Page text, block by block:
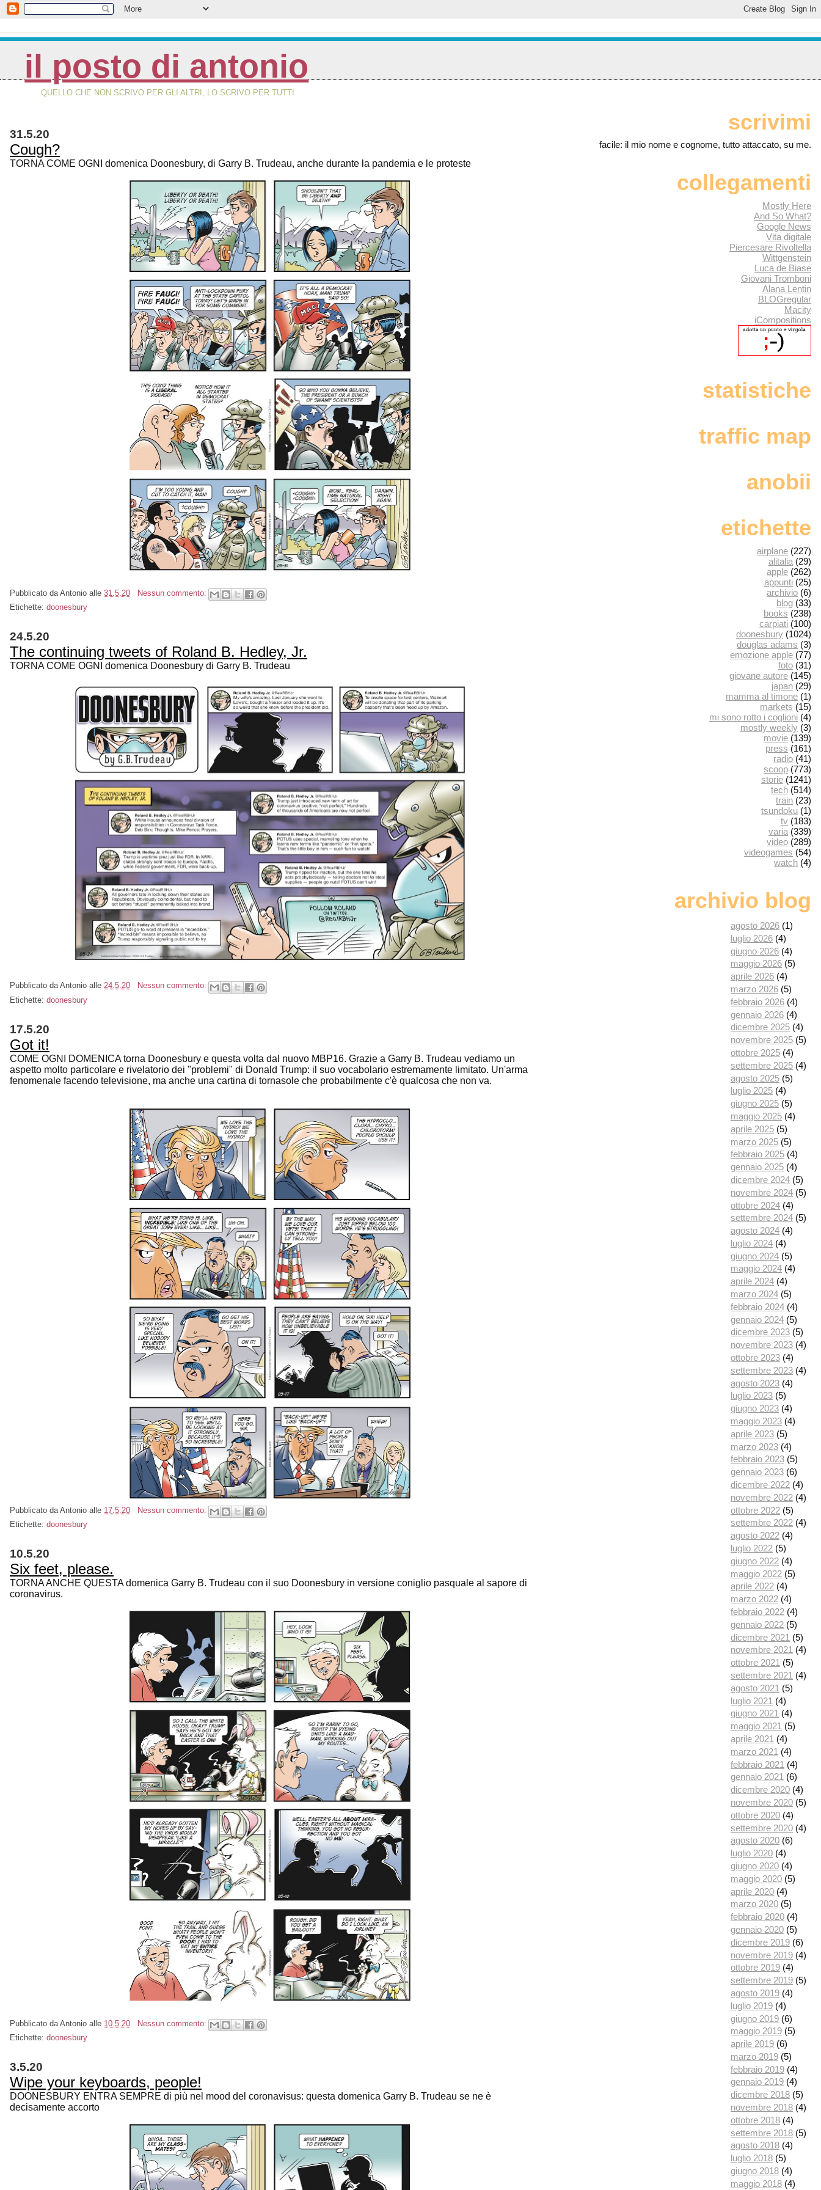
il posto di antonio
QUELLO CHE NON SCRIVO PER GLI ALTRI, LO SCRIVO PER TUTTI
31.5.20
Cough?
TORNA COME OGNI domenica Doonesbury, di Garry B. Trudeau, anche durante la pandemia e le proteste
Pubblicato da Antonio alle 31.5.20
Nessun commento:
Etichette: doonesbury
24.5.20
The continuing tweets of Roland B. Hedley, Jr.
TORNA COME OGNI domenica Doonesbury di Garry B. Trudeau
Pubblicato daAntonio alle 24.5.20
Nessun commento:
Etichette: doonesbury
17.5.20
Got it!
COME OGNI DOMENICA torna Doonesbury e questa volta dal nuovo MBP16. Grazie a Garry B. Trudeau vediamo un
aspetto molto particolare e rivelatorio dei "problemi" di Donald Trump: il suo vocabolario estremamente limitato. Un'arma
fenomenale facendo televisione, ma anche una cartina di tornasole che probabilmente c'è qualcosa che non va.
Pubblicato da Antonio alle 17.5.20
Nessun commento:
Etichette: doonesbury
10.5.20
Six feet, please.
TORNA ANCHE QUESTA domenica Garry B. Trudeau con il suo Doonesbury in versione coniglio pasquale al sapore di
coronavirus.
Pubblicato daAntonio alle 10.5.20
Nessun commento:
Etichette: doonesbury
3.5.20
Wipe your keyboards, people!
DOONESBURY ENTRA SEMPRE di più nel mood del coronavisus: questa domenica Garry B. Trudeau se ne è
decisamente accorto
scrivimi
facile: il mio nome e cognome, tutto attaccato, su me.
collegamenti
Mostly Here
And So What?
Google News
Vita digitale
Piercesare Rivoltella
Wittgenstein
Luca de Biase
Giovani Tromboni
Alana Lentin
BLOGregular
Macity
iCompositions
statistiche
traffic map
anobii
etichette
airplane (227)
alitalia (29)
apple (262)
appunti (25)
archivio (6)
blog (33)
books (238)
carpiati (100)
doonesbury (1024)
douglas adams (3)
emozione apple (77)
foto (31)
giovane autore (145)
japan (29)
mamma al timone (1)
markets (15)
mi sono rotto i coglioni (4)
mostly weekly (3)
movie (139)
press (161)
radio (41)
scoop (773)
storie (1241)
tech (514)
train (23)
tsundoku (1)
tv (183)
varia (339)
video (289)
videogames (54)
watch (4)
archivio blog
agosto 2026 (1)
luglio 2026 (4)
giugno 2026 (4)
maggio 2026 (5)
aprile 2026 (4)
marzo 2026 (5)
febbraio 2026 (4)
gennaio 2026 (4)
dicembre 2025 (4)
novembre 2025 (5)
ottobre 2025 (4)
settembre 2025 (4)
agosto 2025 (5)
luglio 2025 (4)
giugno 2025 (5)
maggio 2025 (4)
aprile 2025 (5)
marzo 2025 (5)
febbraio 2025 (4)
gennaio 2025 (4)
dicembre 2024 (5)
novembre 2024 (5)
ottobre 2024 (4)
settembre 2024 (5)
agosto 2024 (4)
luglio 2024 (4)
giugno 2024 (5)
maggio 2024 (4)
aprile 2024 (4)
marzo 2024 (5)
febbraio 2024 (4)
gennaio 2024 (5)
dicembre 2023 (5)
novembre 2023 (4)
ottobre 2023 (4)
settembre 2023 (4)
agosto 2023 (4)
luglio 2023 (5)
giugno 2023 (4)
maggio 2023 (4)
aprile 2023 (5)
marzo 2023 (4)
febbraio 2023 (5)
gennaio 2023 (6)
dicembre 2022 (4)
novembre 2022 (4)
ottobre 2022 (5)
settembre 2022 (4)
agosto 2022 (4)
luglio 2022 (5)
giugno 2022 (4)
maggio 2022 (5)
aprile 2022 (4)
marzo 2022 (4)
febbraio 2022 (4)
gennaio 2022 (5)
dicembre 2021 (5)
novembre 2021 (4)
ottobre 2021 (5)
settembre 2021 (4)
agosto 2021 (5)
luglio 2021 (4)
giugno 2021 (4)
maggio 2021 (5)
aprile 2021 (4)
marzo 2021 (4)
febbraio 2021 (4)
gennaio 2021 (6)
dicembre 2020 (4)
novembre 2020 (5)
ottobre 2020 (4)
settembre 2020 (4)
agosto 2020 (6)
luglio 2020 (4)
giugno 2020 (4)
maggio 2020 (5)
aprile 2020 (4)
marzo 2020 (5)
febbraio 2020 (4)
gennaio 2020 (5)
dicembre 2019 (6)
novembre 2019 (4)
ottobre 2019 (4)
settembre 2019 (5)
agosto 2019 (4)
luglio 2019 (4)
giugno 2019 (6)
maggio 2019 (5)
aprile 2019 (6)
marzo 2019 (5)
febbraio 2019 (4)
gennaio 2019 (4)
dicembre 2018 (5)
novembre 2018 (4)
ottobre 2018 (4)
settembre 2018 (5)
agosto 2018 (4)
luglio 2018 (5)
giugno 2018 (4)
maggio 2018 (4)